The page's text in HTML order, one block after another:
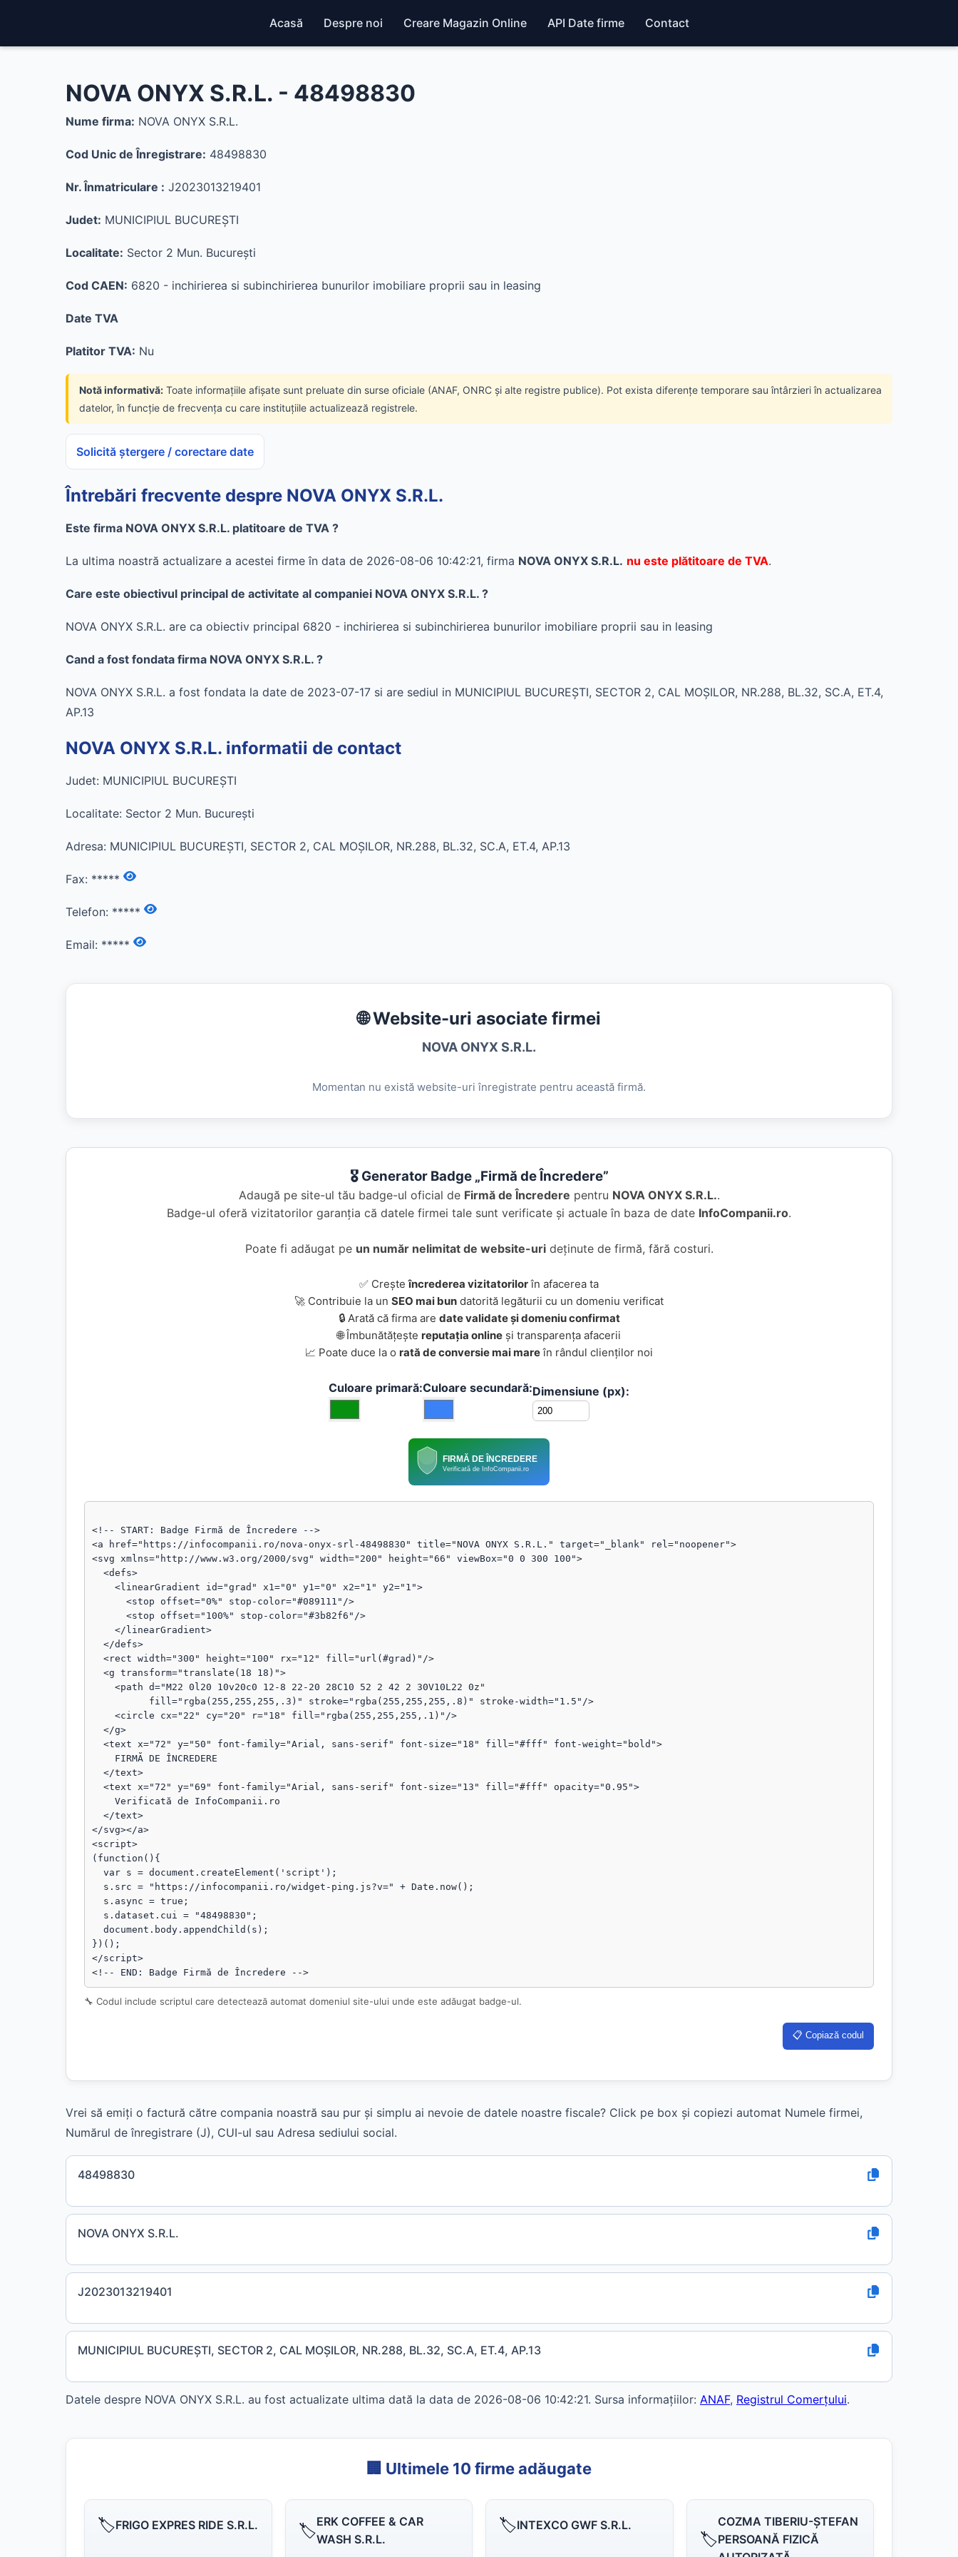
Acasă Despre noi Creare Magazin Online API Date firme Contact
NOVA ONYX S.R.L. - 48498830
Nume firma: NOVA ONYX S.R.L.
Cod Unic de Înregistrare: 48498830
Nr. Înmatriculare : J2023013219401
Judet: MUNICIPIUL BUCUREŞTI
Localitate: Sector 2 Mun. Bucureşti
Cod CAEN: 6820 - inchirierea si subinchirierea bunurilor imobiliare proprii sau in leasing
Date TVA
Platitor TVA: Nu
Notă informativă: Toate informațiile afișate sunt preluate din surse oficiale (ANAF, ONRC și alte registre publice). Pot exista diferențe temporare sau întârzieri în actualizarea
datelor, în funcție de frecvența cu care instituțiile actualizează registrele.
Solicită ștergere / corectare date
Întrebări frecvente despre NOVA ONYX S.R.L.
Este firma NOVA ONYX S.R.L. platitoare de TVA ?
La ultima noastră actualizare a acestei firme în data de 2026-08-06 10:42:21, firma NOVA ONYX S.R.L. nu este plătitoare de TVA.
Care este obiectivul principal de activitate al companiei NOVA ONYX S.R.L. ?
NOVA ONYX S.R.L. are ca obiectiv principal 6820 - inchirierea si subinchirierea bunurilor imobiliare proprii sau in leasing
Cand a fost fondata firma NOVA ONYX S.R.L. ?
NOVA ONYX S.R.L. a fost fondata la date de 2023-07-17 si are sediul in MUNICIPIUL BUCUREŞTI, SECTOR 2, CAL MOŞILOR, NR.288, BL.32, SC.A, ET.4,
AP.13
NOVA ONYX S.R.L. informatii de contact
Judet: MUNICIPIUL BUCUREŞTI
Localitate: Sector 2 Mun. Bucureşti
Adresa: MUNICIPIUL BUCUREŞTI, SECTOR 2, CAL MOŞILOR, NR.288, BL.32, SC.A, ET.4, AP.13
Fax: *****
Telefon: *****
Email: *****
🌐 Website-uri asociate firmei
NOVA ONYX S.R.L.
Momentan nu există website-uri înregistrate pentru această firmă.
🎖️ Generator Badge „Firmă de Încredere”
Adaugă pe site-ul tău badge-ul oficial de Firmă de Încredere pentru NOVA ONYX S.R.L..
Badge-ul oferă vizitatorilor garanția că datele firmei tale sunt verificate și actuale în baza de date InfoCompanii.ro.
Poate fi adăugat pe un număr nelimitat de website-urideținute de firmă, fără costuri.
✅ Creșteîncrederea vizitatorilorîn afacerea ta
🚀 Contribuie la un SEO mai bun datorită legăturii cu un domeniu verificat
🔒 Arată că firma are date validate și domeniu confirmat
🌐 Îmbunătățește reputația online și transparența afacerii
📈 Poate duce la o rată de conversie mai mareîn rândul clienților noi
Culoare primară:Culoare secundară:Dimensiune (px):
FIRMĂ DE ÎNCREDERE
Verificată de InfoCompanii.ro
<!-- START: Badge Firmă de Încredere -->
<a href="https://infocompanii.ro/nova-onyx-srl-48498830" title="NOVA ONYX S.R.L." target="_blank" rel="noopener">
<svg xmlns="http://www.w3.org/2000/svg" width="200" height="66" viewBox="0 0 300 100">
</svg></a>
<script>
(function(){
})();
</script>
<!-- END: Badge Firmă de Încredere -->
🔧 Codul include scriptul care detectează automat domeniul site-ului unde este adăugat badge-ul.
📋 Copiază codul
Vrei să emiți o factură către compania noastră sau pur și simplu ai nevoie de datele noastre fiscale? Click pe box și copiezi automat Numele firmei,
Numărul de înregistrare (J), CUI-ul sau Adresa sediului social.
48498830
NOVA ONYX S.R.L.
J2023013219401
MUNICIPIUL BUCUREŞTI, SECTOR 2, CAL MOŞILOR, NR.288, BL.32, SC.A, ET.4, AP.13
Datele despre NOVA ONYX S.R.L. au fost actualizate ultima dată la data de 2026-08-06 10:42:21. Sursa informațiilor: ANAF, Registrul Comerțului.
🏢 Ultimele 10 firme adăugate
🏷️FRIGO EXPRES RIDE S.R.L. 🏷️ERK COFFEE & CAR
WASH S.R.L.
🏷️INTEXCO GWF S.R.L.
🏷️
COZMA TIBERIU-ŞTEFAN
PERSOANĂ FIZICĂ